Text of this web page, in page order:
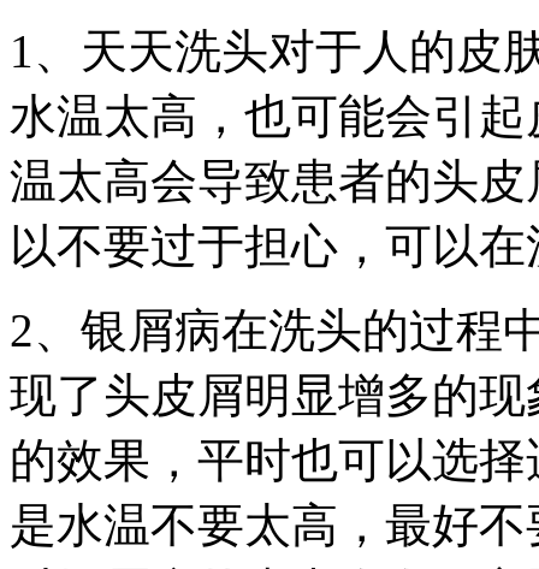
1、天天洗头对于人的皮
水温太高，也可能会引
温太高会导致患者的头
以不要过于担心，可以
2、银屑病在洗头的过程
现了头皮屑明显增多的
的效果，平时也可以选
是水温不要太高，最好